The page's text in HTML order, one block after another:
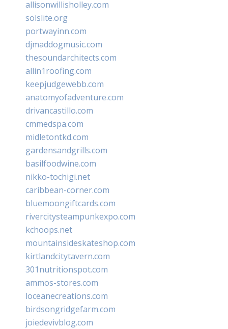
allisonwillisholley.com
solslite.org
portwayinn.com
djmaddogmusic.com
thesoundarchitects.com
allin1roofing.com
keepjudgewebb.com
anatomyofadventure.com
drivancastillo.com
cmmedspa.com
midletontkd.com
gardensandgrills.com
basilfoodwine.com
nikko-tochigi.net
caribbean-corner.com
bluemoongiftcards.com
rivercitysteampunkexpo.com
kchoops.net
mountainsideskateshop.com
kirtlandcitytavern.com
301nutritionspot.com
ammos-stores.com
loceanecreations.com
birdsongridgefarm.com
joiedevivblog.com